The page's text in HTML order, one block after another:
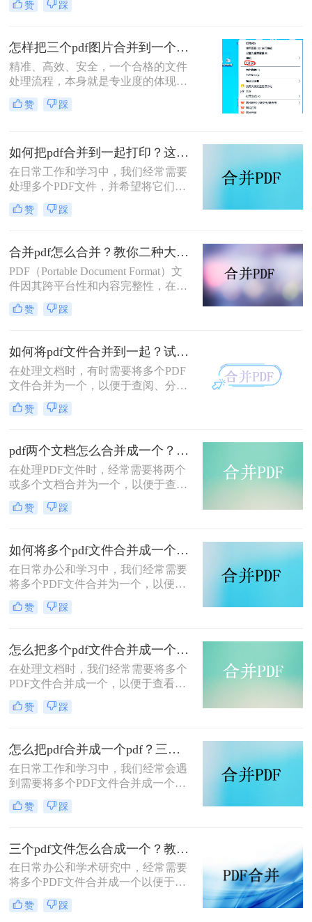
件处理是每个职场人和内容创作者的
琐、安全隐患——这些痛点几乎每天
都在消耗我们的时间和耐心。
赞 踩
怎样把三个pdf图片合并到一个文件？三招搞定，职场效率飙升秘籍！
精准、高效、安全，一个合格的文件
处理流程，本身就是专业度的体现。
在信息爆炸的职场，我们每天都要与
海量文档打交道。你是否也经常遇到
PDF，或是三份散乱的报告图表
PDF，急需你整理成一个规整的文件
进行提交或归档？
赞 踩
如何把pdf合并到一起打印？这4种合并方法了解一下！
在日常工作和学习中，我们经常需要
处理多个PDF文件，并希望将它们合
并成一个文件进行打印，以便于管理
和节省纸张。那么如何把pdf合并到一
合并PDF文件并打印，每种方法都附
有简介。
赞 踩
合并pdf怎么合并？教你二种大家都在用的合并方法！
PDF（Portable Document Format）文
件因其跨平台性和内容完整性，在日
常办公和学习中得到了广泛应用。有
时，我们需要将多个PDF文件合并为
么合并pdf怎么合并呢？本文将介绍两
种常见的PDF合并方法。
赞 踩
如何将pdf文件合并到一起？试试这二个合并方法！
在处理文档时，有时需要将多个PDF
文件合并为一个，以便于查阅、分享
或存储。那么如何将pdf文件合并到一
起呢？本文将介绍两种合并PDF文件
赞 踩
pdf两个文档怎么合并成一个？这4种合并方法快来看看！
在处理PDF文件时，经常需要将两个
或多个文档合并为一个，以便于查
阅、分享或存档。那么pdf两个文档怎
么合并成一个呢？本文将介绍四种常
赞 踩
如何将多个pdf文件合并成一个？这3种方法轻松合并文件！
在日常办公和学习中，我们经常需要
将多个PDF文件合并为一个，以便于
分享、存储和管理。那么如何将多个
pdf文件合并成一个呢？本文将介绍四
法，帮助您轻松完成PDF文件的合并
任务。
赞 踩
怎么把多个pdf文件合并成一个？试试看这二种转换方式！
在处理文档时，我们经常需要将多个
PDF文件合并成一个，以便于查看、
传输和存档。那么怎么把多个pdf文件
合并成一个呢？本文将介绍两种常用
PDF合并任务。
赞 踩
怎么把pdf合并成一个pdf？三种方法教你快速合并pdf！
在日常工作和学习中，我们经常会遇
到需要将多个PDF文件合并成一个文
件的需求。无论是为了整理资料、简
化分享流程，还是为了更方便地阅读
的功能。那么怎么把pdf合并成一个
pdf呢？以下将详细介绍几种常用的
PDF合并方法，帮助您轻松实现这一
目标。
赞 踩
三个pdf文件怎么合成一个？教你4种大家都在用方法！
在日常办公和学术研究中，经常需要
将多个PDF文件合并成一个以便于管
理和分享。那么三个pdf文件怎么合成
一个呢？本文将介绍四种将三个PDF
赞 踩